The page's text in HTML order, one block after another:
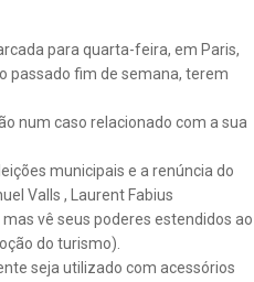
para quarta-feira, em Paris,
passado fim de semana, terem
num caso relacionado com a sua
municipais e a renúncia do
Valls , Laurent Fabius
vê seus poderes estendidos ao
do turismo).
seja utilizado com acessórios